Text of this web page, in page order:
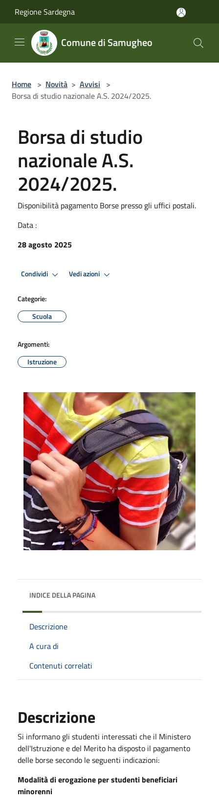
Regione Sardegna
Comune di Samugheo
Home > Novità > Avvisi >
Borsa di studio nazionale A.S. 2024/2025.
Borsa di studio
nazionale A.S.
2024/2025.
Disponibilità pagamento Borse presso gli uffici postali.
Data :
28 agosto 2025
Condividi Vedi azioni
Categorie:
Scuola
Argomenti:
Istruzione
INDICE DELLA PAGINA
Descrizione
A cura di
Contenuti correlati
Descrizione
Si informano gli studenti interessati che il Ministero
dell'Istruzione e del Merito ha disposto il pagamento
delle borse secondo le seguenti indicazioni:
Modalità di erogazione per studenti beneficiari
minorenni